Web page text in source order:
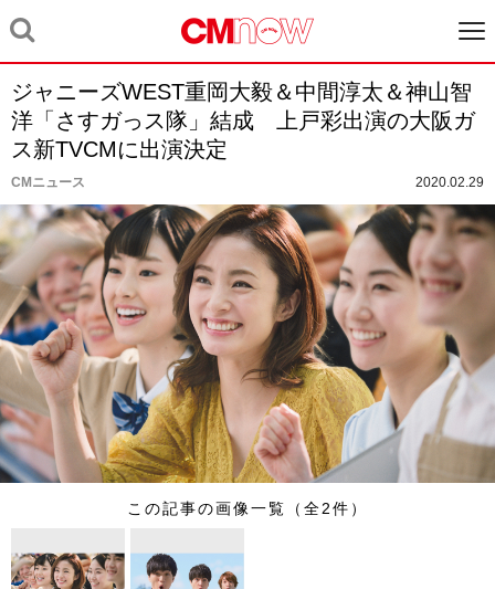
ジャニーズWEST重岡大毅＆中間淳太＆神山智
洋「さすガっス隊」結成 上戸彩出演の大阪ガ
ス新TVCMに出演決定
CMニュース 2020.02.29
この記事の画像一覧（全2件）